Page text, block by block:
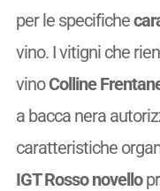
per le specifiche
vino. I vitigni che
vinoColline
a bacca nera
caratteristiche
IGT Rosso novello